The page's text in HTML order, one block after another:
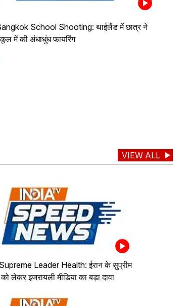
School Shooting: थाईलैंड में छात्र ने
में की अंधाधुंध फायरिंग
VIEW ALL
Leader Health: ईरान के सुप्रीम
लेकर इजरायली मीडिया का बड़ा दावा